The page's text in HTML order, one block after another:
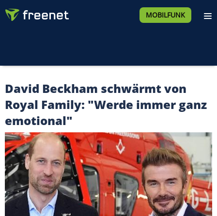
MOBILFUNK
David Beckham schwärmt von
Royal Family: "Werde immer ganz
emotional"